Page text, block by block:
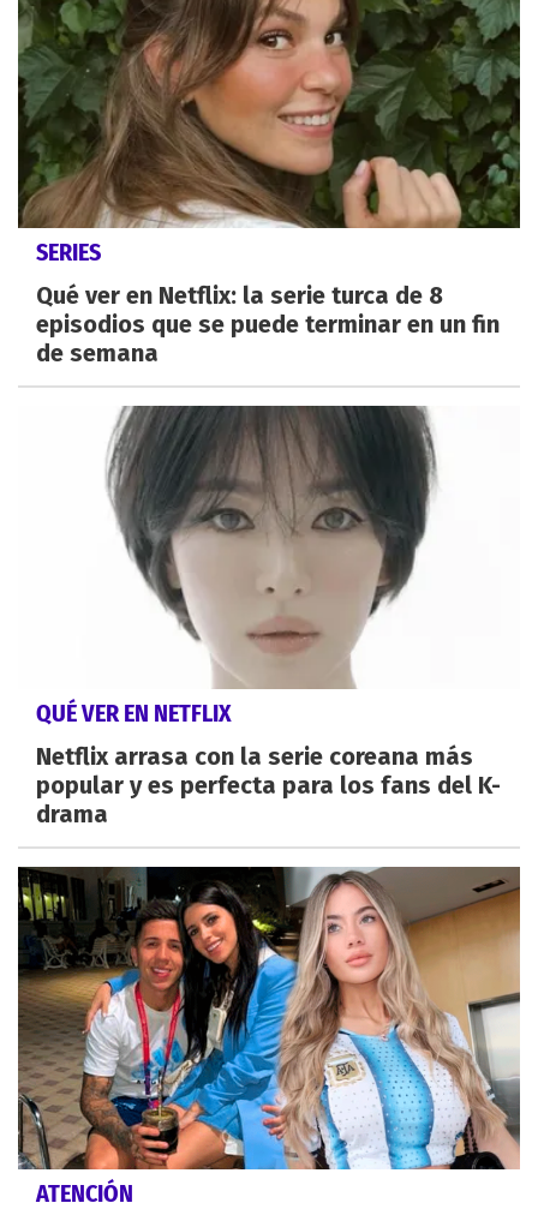
SERIES
Qué ver en Netflix: la serie turca de 8
episodios que se puede terminar en un fin
de semana
QUÉ VER EN NETFLIX
Netflix arrasa con la serie coreana más
popular y es perfecta para los fans del K-
drama
ATENCIÓN